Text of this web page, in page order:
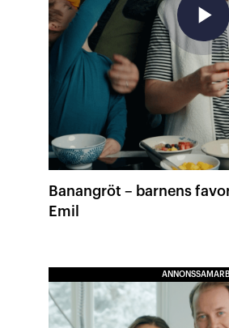
play_arrow
Banangröt – barnens
Emil